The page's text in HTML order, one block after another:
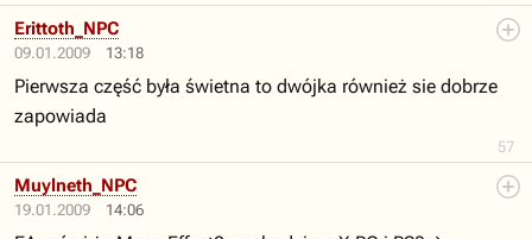
09.01.2009 13:18
57
Erittoth_NPC
Pierwsza część była świetna to dwójka również sie dobrze
zapowiada
19.01.2009 14:06
Muylneth_NPC